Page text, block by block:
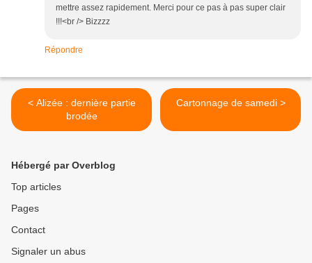
mettre assez rapidement. Merci pour ce pas à pas super clair
!!!<br /> Bizzzz
Répondre
< Alizée : dernière partie
brodée
Cartonnage de samedi >
Hébergé par Overblog
Top articles
Pages
Contact
Signaler un abus